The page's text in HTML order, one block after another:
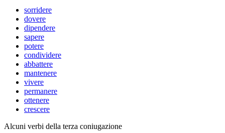
sorridere
dovere
dipendere
sapere
potere
condividere
abbattere
mantenere
vivere
permanere
ottenere
crescere
Alcuni verbi della terza coniugazione